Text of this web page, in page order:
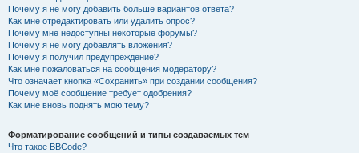
Почему я не могу добавить больше вариантов ответа?
Как мне отредактировать или удалить опрос?
Почему мне недоступны некоторые форумы?
Почему я не могу добавлять вложения?
Почему я получил предупреждение?
Как мне пожаловаться на сообщения модератору?
Что означает кнопка «Сохранить» при создании сообщения?
Почему моё сообщение требует одобрения?
Как мне вновь поднять мою тему?
Форматирование сообщений и типы создаваемых тем
Что такое BBCode?